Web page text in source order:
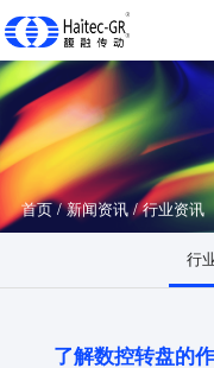
首页 / 新闻资讯 / 行业资讯
行
了解数控转盘的